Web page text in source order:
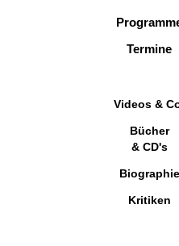
Termine
Videos &
Bücher
& CD's
Biographie
Kritiken